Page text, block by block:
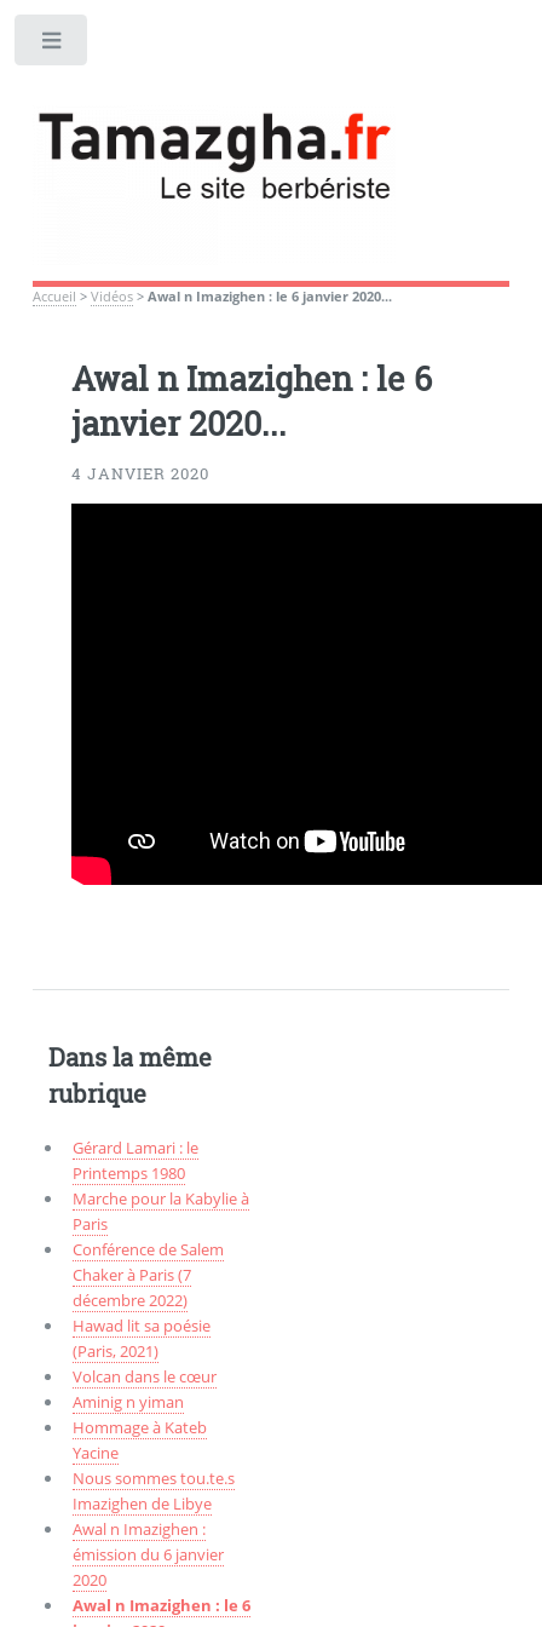
Accueil > Vidéos> Awal n Imazighen : le 6 janvier 2020...
Awal n Imazighen : le 6
janvier 2020...
4 JANVIER 2020
Dans la même
rubrique
Gérard Lamari : le
Printemps 1980
Marche pour la Kabylie à
Paris
Conférence de Salem
Chaker à Paris (7
décembre 2022)
Hawad lit sa poésie
(Paris, 2021)
Volcan dans le cœur
Aminig n yiman
Hommage à Kateb
Yacine
Nous sommes tou.te.s
Imazighen de Libye
Awal n Imazighen :
émission du 6 janvier
2020
Awal n Imazighen : le 6